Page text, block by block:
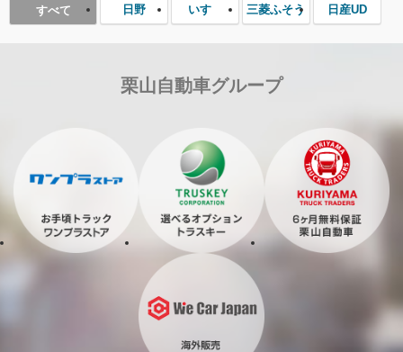
すべて 日野 いすゞ 三菱ふそう 日産UD
栗山自動車グループ